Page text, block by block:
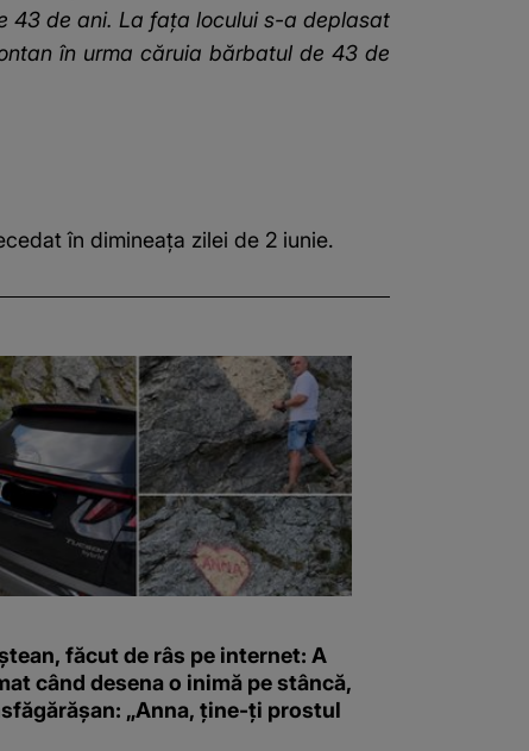
43 de ani. La faţa locului s-a deplasat
în urma căruia bărbatul de 43 de
în dimineaţa zilei de 2 iunie.
făcut de râs pe internet: A
când desena o inimă pe stâncă,
„Anna, ține-ți prostul